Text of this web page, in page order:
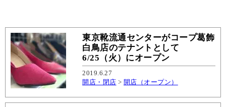
東京靴流通センターがコープ葛飾
白鳥店のテナントとして
6/25（火）にオープン
2019.6.27
開店・閉店 > 開店（オープン）